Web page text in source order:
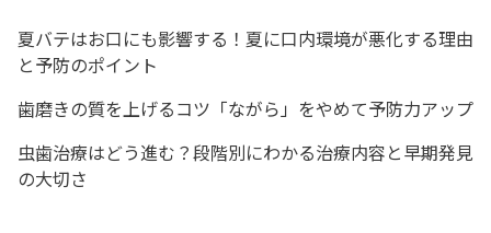
ン
夏バテはお口にも影響する！夏に口内環境が悪化する理由
と予防のポイント
歯磨きの質を上げるコツ「ながら」をやめて予防力アップ
虫歯治療はどう進む？段階別にわかる治療内容と早期発見
の大切さ